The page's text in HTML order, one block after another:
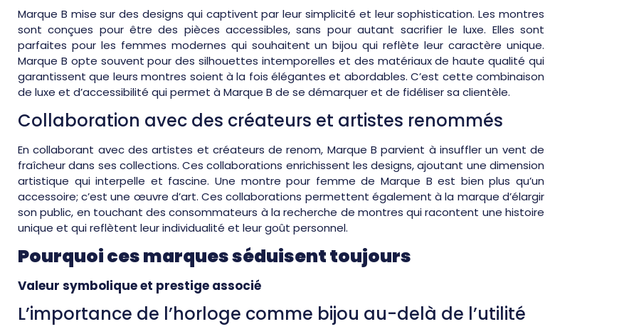
Marque B mise sur des designs qui captivent par leur simplicité et leur sophistication. Les montres
sont conçues pour être des pièces accessibles, sans pour autant sacrifier le luxe. Elles sont
parfaites pour les femmes modernes qui souhaitent un bijou qui reflète leur caractère unique.
Marque B opte souvent pour des silhouettes intemporelles et des matériaux de haute qualité qui
garantissent que leurs montres soient à la fois élégantes et abordables. C’est cette combinaison
de luxe et d’accessibilité qui permet à Marque B de se démarquer et de fidéliser sa clientèle.
Collaboration avec des créateurs et artistes renommés
En collaborant avec des artistes et créateurs de renom, Marque B parvient à insuffler un vent de
fraîcheur dans ses collections. Ces collaborations enrichissent les designs, ajoutant une dimension
artistique qui interpelle et fascine. Une montre pour femme de Marque B est bien plus qu’un
accessoire; c’est une œuvre d’art. Ces collaborations permettent également à la marque d’élargir
son public, en touchant des consommateurs à la recherche de montres qui racontent une histoire
unique et qui reflètent leur individualité et leur goût personnel.
Pourquoi ces marques séduisent toujours
Valeur symbolique et prestige associé
L’importance de l’horloge comme bijou au-delà de l’utilité